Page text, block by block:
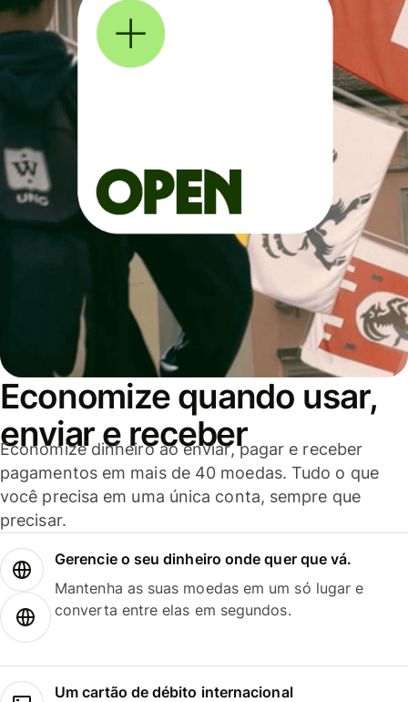
Economize quando usar,
enviar e receber
Economize dinheiro ao enviar, pagar e receber
pagamentos em mais de 40 moedas. Tudo o que
você precisa em uma única conta, sempre que
precisar.
Gerencie o seu dinheiro onde quer que vá.
Mantenha as suas moedas em um só lugar e
converta entre elas em segundos.
Um cartão de débito internacional